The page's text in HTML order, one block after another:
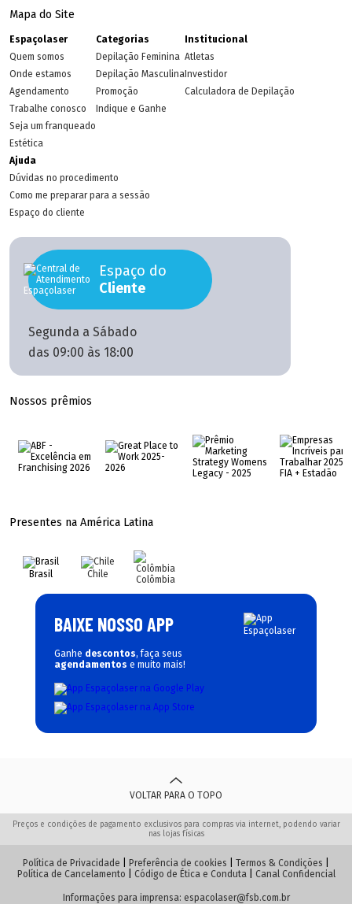
Mapa do Site
Espaçolaser
Quem somos
Onde estamos
Agendamento
Trabalhe conosco
Seja um franqueado
Estética
Categorias
Depilação Feminina
Depilação Masculina
Promoção
Indique e Ganhe
Institucional
Atletas
Investidor
Calculadora de Depilação
Ajuda
Dúvidas no procedimento
Como me preparar para a sessão
Espaço do cliente
Espaço do
Cliente
Segunda a Sábado
das 09:00 às 18:00
Nossos prêmios
Presentes na América Latina
Brasil Chile Colômbia
BAIXE NOSSO APP
Ganhe descontos, faça seus
agendamentos e muito mais!
VOLTAR PARA O TOPO
Preços e condições de pagamento exclusivos para compras via internet, podendo variar
nas lojas físicas
Política de Privacidade Preferência de cookies Termos & Condições
Política de Cancelamento
Código de Ética e Conduta| Canal Confidencial
Informações para imprensa: espacolaser@fsb.com.br